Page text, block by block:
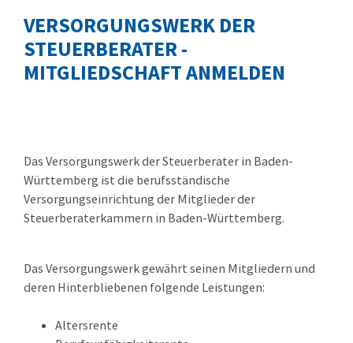
VERSORGUNGSWERK DER
STEUERBERATER -
MITGLIEDSCHAFT ANMELDEN
Das Versorgungswerk der Steuerberater in Baden-
Württemberg ist die berufsständische
Versorgungseinrichtung der Mitglieder der
Steuerberaterkammern in Baden-Württemberg.
Das Versorgungswerk gewährt seinen Mitgliedern und
deren Hinterbliebenen folgende Leistungen:
Altersrente